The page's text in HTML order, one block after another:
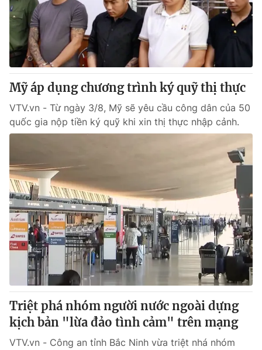
Tin tức
Thế giới đó đây
Câu chuyện quốc tế
Kinh tế
Tài chính
Thị trường
Góc doanh nghiệp
Dữ liệu và đời sống
Truyền hình
Phim VTV
Hậu trường
Khán giả
Giải sao mai
Giải trí
Âm nhạc
Sao
Du lịch
Làm đẹp
Chất lượng cuộc sống
Giáo dục
Tuyển sinh
Học trực tuyến
Công nghệ
Hitech Công nghệ tương lai
Sản phẩm
Thị trường
Tư vấn
Giao lưu trực tuyến
Lịch phát sóng
Mỹ áp dụng chương trình ký quỹ thị thực
VTV.vn - Từ ngày 3/8, Mỹ sẽ yêu cầu công dân của 50
quốc gia nộp tiền ký quỹ khi xin thị thực nhập cảnh.
Triệt phá nhóm người nước ngoài dựng
kịch bản "lừa đảo tình cảm" trên mạng
VTV.vn - Công an tỉnh Bắc Ninh vừa triệt nhá nhóm